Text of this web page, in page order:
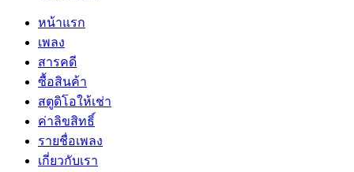
หน้าแรก
เพลง
สารคดี
ซื้อสินค้า
สตูดิโอให้เช่า
ค่าลิขสิทธิ์
รายชื่อเพลง
เกี่ยวกับเรา